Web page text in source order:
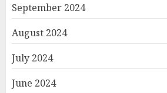
September 2024
August 2024
July 2024
June 2024